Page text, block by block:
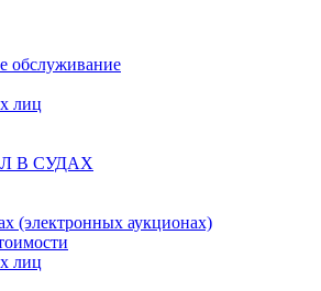
обслуживание
лиц
В СУДАХ
(электронных аукционах)
лиц